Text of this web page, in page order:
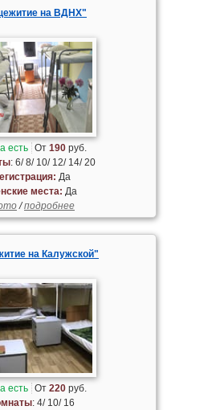
на ВДНХ"
есть От190 руб.
: 6/ 8/ 10/ 12/ 14/ 20
Да
места: Да
/подробнее
на Калужской"
есть От220 руб.
: 4/ 10/ 16